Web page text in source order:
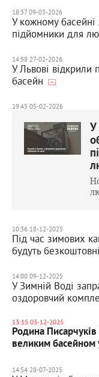
18:37 09-03-2026
У кожному басейні
підйомники для
14:58 27-02-2026
У Львові
басейн
19:45 05-02-2026
У
10:36 18-12-2025
Під час зимових
будуть
14:00 09-12-2025
У Зимній Воді
оздоровчий
13:15 03-12-2025
Родина
великим басейном
14:54 28-07-2025